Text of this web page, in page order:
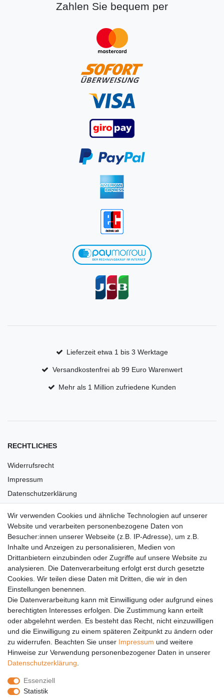
Zahlen Sie bequem per
Lieferzeit etwa 1 bis 3 Werktage
Versandkostenfrei ab 99 Euro Warenwert
Mehr als 1 Million zufriedene Kunden
RECHTLICHES
Widerrufsrecht
Impressum
Datenschutzerklärung
Versandkosten
Barrierefreiheit
Anleitungen
Vertrag widerrufen
PARTNER
DHL
GLS
PaketPLUS
SPONSORING
Malchower SV 90
Wir verwenden Cookies und ähnliche Technologien auf unserer
Website und verarbeiten personenbezogene Daten von
Besucher:innen unserer Webseite (z.B. IP-Adresse), um z.B.
Inhalte und Anzeigen zu personalisieren, Medien von
Drittanbietern einzubinden oder Zugriffe auf unsere Website zu
analysieren. Die Datenverarbeitung erfolgt erst durch gesetzte
Cookies. Wir teilen diese Daten mit Dritten, die wir in den
Einstellungen benennen.
Die Datenverarbeitung kann mit Einwilligung oder aufgrund eines
berechtigten Interesses erfolgen. Die Zustimmung kann erteilt
oder abgelehnt werden. Es besteht das Recht, nicht einzuwilligen
und die Einwilligung zu einem späteren Zeitpunkt zu ändern oder
zu widerrufen. Beachten Sie unser Impressum und weitere
Hinweise zur Verwendung personenbezogener Daten in unserer
Daten­schutz­erklärung
Essenziell
Statistik